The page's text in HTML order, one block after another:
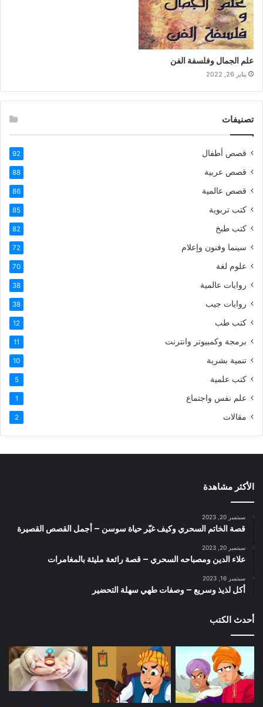
علم الجمال وفلسفة الفن
يناير 26, 2022
تصنيفات
قصص أطفال 92
قصص عربية 88
قصص عالمية 86
كتب تربوية 85
كتب طبخ 82
سينما وفنون وإعلام 72
علوم لغة 70
روايات عالمية 38
روايات جيب 38
كتب طب 12
برمجة وكمبيوتر وانترنت 11
تنمية بشرية 10
كتب علمية 5
علم نفس واجتماع 1
مقالات 2
الأكثر مشاهدة
سبتمبر 20, 2023
قصة الخاتم السحري وكيف غيّر حياة سوسن – أجمل القصص القصيرة
سبتمبر 20, 2023
علاء الدين ومصباحه السحري – قصة رائعة مليئة بالمغامرات
سبتمبر 16, 2023
أكل لذيذ وسريع – وصفات طهي سهلة التحضير
أحدث الكتب